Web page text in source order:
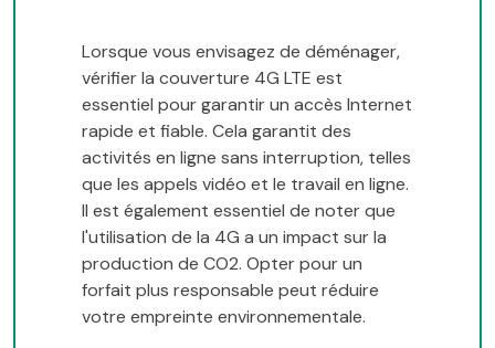
Lorsque vous envisagez de déménager,
vérifier la couverture 4G LTE est
essentiel pour garantir un accès Internet
rapide et fiable. Cela garantit des
activités en ligne sans interruption, telles
que les appels vidéo et le travail en ligne.
Il est également essentiel de noter que
l'utilisation de la 4G a un impact sur la
production de CO2. Opter pour un
forfait plus responsable peut réduire
votre empreinte environnementale.